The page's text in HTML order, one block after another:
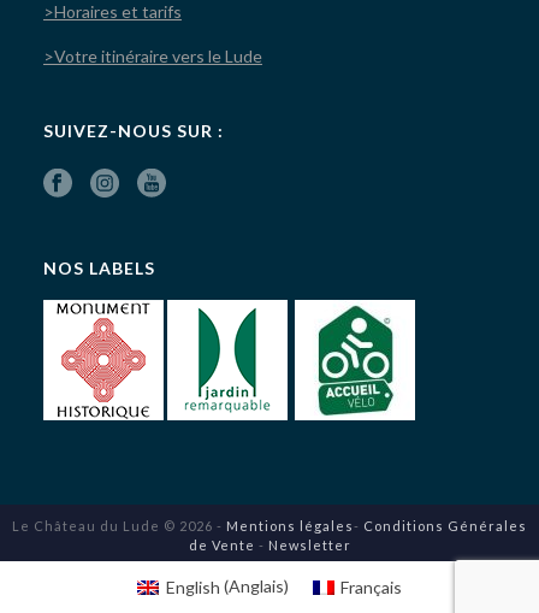
>Horaires et tarifs
>Votre itinéraire vers le Lude
SUIVEZ-NOUS SUR :
NOS LABELS
Le Château du Lude © 2026 - Mentions légales- Conditions Générales
de Vente - Newsletter
English (Anglais) Français